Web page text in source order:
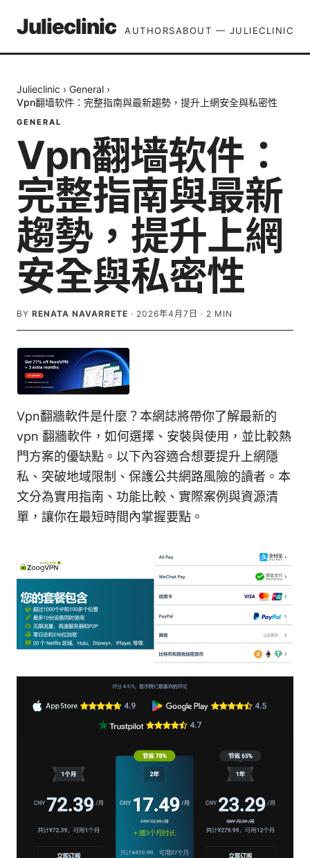
Julieclinic AUTHORSABOUT — JULIECLINIC
Julieclinic › General ›
Vpn翻墙软件：完整指南與最新趨勢，提升上網安全與私密性
GENERAL
Vpn翻墙软件：
完整指南與最新
趨勢，提升上網
安全與私密性
BY RENATA NAVARRETE · 2026年4月7日 · 2 MIN
Vpn翻牆軟件是什麼？本網誌將帶你了解最新的
vpn 翻牆軟件，如何選擇、安裝與使用，並比較熱
門方案的優缺點。以下內容適合想要提升上網隱
私、突破地域限制、保護公共網路風險的讀者。本
文分為實用指南、功能比較、實際案例與資源清
單，讓你在最短時間內掌握要點。